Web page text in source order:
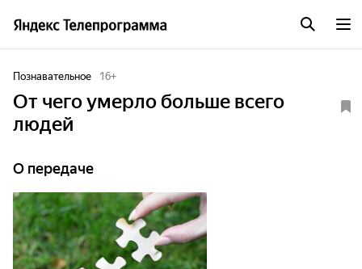
Познавательное 16+
От чего умерло больше всего
людей
О передаче